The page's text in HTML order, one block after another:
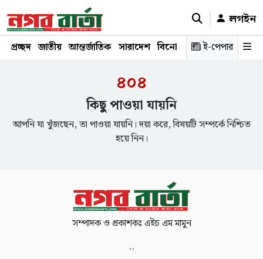
লগইন
প্রচ্ছদ জাতীয় আন্তর্জাতিক সারাদেশ বিনোদন রাজনীতি স্বাস্থ্য
ই-পেপার
৪০৪
কিছু পাওয়া যায়নি
আপনি যা খুঁজছেন, তা পাওয়া যায়নি। দয়া করে, বিষয়টি সম্পর্কে নিশ্চিত
হয়ে নিন।
সম্পাদক ও প্রকাশকঃ এইচ এম মামুন
..